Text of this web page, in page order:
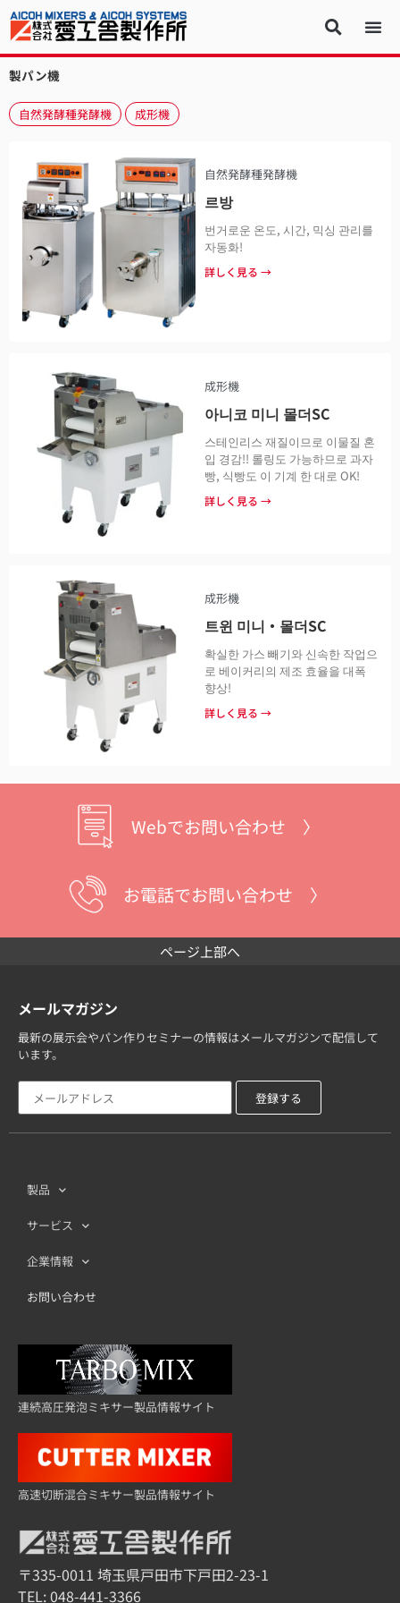
製パン機
自然発酵種発酵機 成形機
自然発酵種発酵機
르방
번거로운 온도, 시간, 믹싱 관리를
자동화!
詳しく見る →
成形機
아니코 미니 몰더SC
스테인리스 재질이므로 이물질 혼
입 경감!! 롤링도 가능하므로 과자
빵, 식빵도 이 기계 한 대로 OK!
詳しく見る →
成形機
트윈 미니・몰더SC
확실한 가스 빼기와 신속한 작업으
로 베이커리의 제조 효율을 대폭
향상!
詳しく見る →
Webでお問い合わせ 〉
お電話でお問い合わせ 〉
ページ上部へ
メールマガジン
最新の展示会やパン作りセミナーの情報はメールマガジンで配信して
います。
製品
サービス
企業情報
お問い合わせ
連続高圧発泡ミキサー製品情報サイト
高速切断混合ミキサー製品情報サイト
〒335-0011 埼玉県戸田市下戸田2-23-1
TEL:048-441-3366